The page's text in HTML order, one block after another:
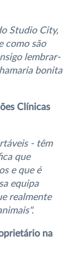
Studio City,
como são
lembrar-
bonita
Clínicas
- têm
que
e que é
equipa
realmente
na